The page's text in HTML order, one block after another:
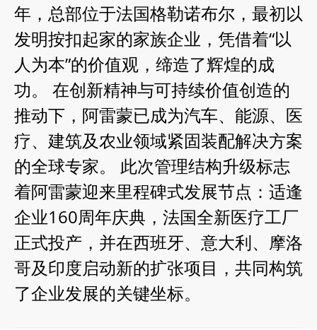
年，总部位于法国格勒诺布尔，最初以
发明按扣起家的家族企业，凭借着“以
人为本”的价值观，缔造了辉煌的成
功。 在创新精神与可持续价值创造的
推动下，阿雷蒙已成为汽车、能源、医
疗、建筑及农业领域紧固装配解决方案
的全球专家。 此次管理结构升级标志
着阿雷蒙迎来里程碑式发展节点：适逢
企业160周年庆典，法国全新医疗工厂
正式投产，并在西班牙、意大利、摩洛
哥及印度启动新的扩张项目，共同构筑
了企业发展的关键坐标。